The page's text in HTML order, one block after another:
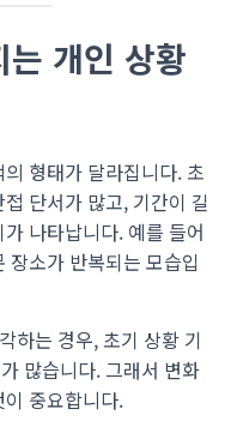
개인 상황
형태가 달라집니다. 초
단서가 많고, 기간이 길
나타납니다. 예를 들어
장소가 반복되는 모습입
하는 경우, 초기 상황 기
많습니다. 그래서 변화
중요합니다.